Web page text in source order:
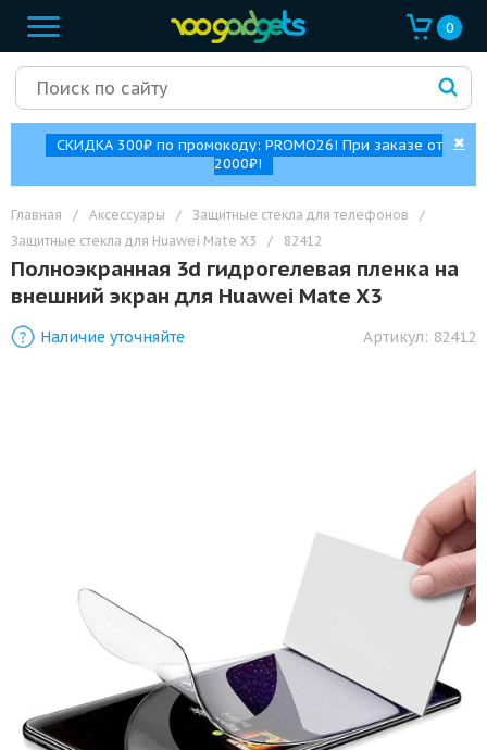
0
СКИДКА 300₽ по промокоду: PROMO26! При заказе от
2000₽!
✖
Главная / Аксессуары / Защитные стекла для телефонов
/
Защитные стекла для Huawei Mate X3
/ 82412
Полноэкранная 3d гидрогелевая пленка на
внешний экран для Huawei Mate X3
Наличие уточняйте Артикул: 82412